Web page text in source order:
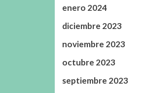
enero 2024
diciembre 2023
noviembre 2023
octubre 2023
septiembre 2023